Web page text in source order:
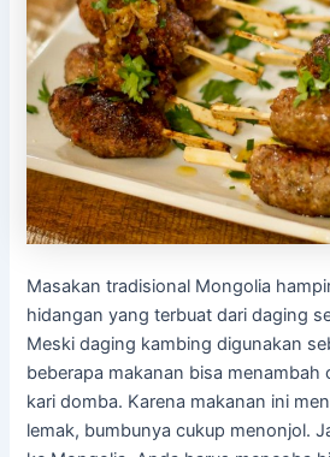
Masakan tradisional Mongolia
hidangan yang terbuat dari daging
Meski daging kambing digunakan
beberapa makanan bisa menambah
kari domba. Karena makanan ini
lemak, bumbunya cukup menonjol.